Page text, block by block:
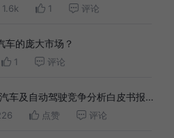
1.6k 1 评论
车的庞大市场？
1 评论
车及自动驾驶竞争分析白皮书报告
点赞 评论